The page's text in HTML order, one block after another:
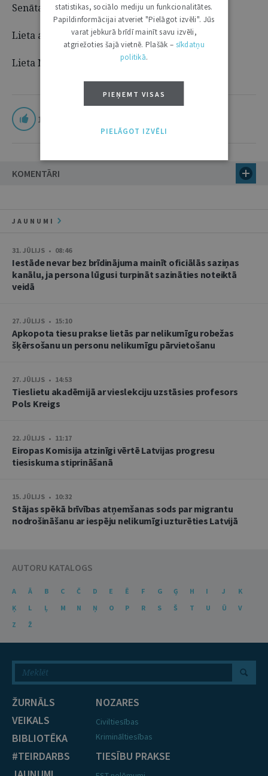
Senāta lēmumā.
Lieta atkārtoti jāskata Zemgales apgabaltiesai.
Lieta Nr. SKK‑56/2025 (11120020219)
1
KOMENTĀRI
JAUNUMI
31. JŪLIJS • 08:46
Iestāde nevar bez brīdinājuma mainīt oficiālās saziņas
kanālu, ja persona lūgusi turpināt sazināties noteiktā
veidā
27. JŪLIJS • 15:10
Apkopota tiesu prakse lietās par nelikumīgu robežas
šķērsošanu un personu nelikumīgu pārvietošanu
27. JŪLIJS • 14:53
Tieslietu akadēmijā ar vieslekciju uzstāsies profesors
Pols Kreigs
22. JŪLIJS • 11:17
Eiropas Komisija atzinīgi vērtē Latvijas progresu
tiesiskuma stiprināšanā
15. JŪLIJS • 10:32
Stājas spēkā brīvības atņemšanas sods par migrantu
nodrošināšanu ar iespēju nelikumīgi uzturēties Latvijā
AUTORU KATALOGS
A Ā B C Č D E Ē F G Ģ H I J
K
Ķ
L Ļ M N Ņ O P R S Š T U Ū
V
Z
Ž
ŽURNĀLS
VEIKALS
BIBLIOTĒKA
#TEIRDARBS
NOZARES
Civiltiesības
Krimināltiesības
TIESĪBU PRAKSE
statistikas, sociālo mediju un funkcionalitātes.
Papildinformācijai atveriet "Pielāgot izvēli". Jūs
varat jebkurā brīdī mainīt savu izvēli,
atgriežoties šajā vietnē. Plašāk – sīkdatņu
politikā.
PIEŅEMT VISAS
PIELĀGOT IZVĒLI